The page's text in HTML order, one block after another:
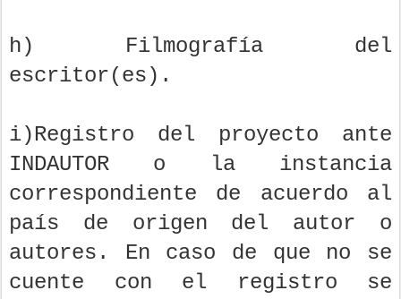
h) Filmografía del
escritor(es).
i)Registro del proyecto ante
INDAUTOR o la instancia
correspondiente de acuerdo al
país de origen del autor o
autores. En caso de que no se
cuente con el registro se